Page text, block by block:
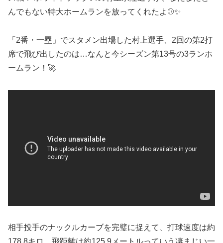
んでもない特大ホームランを放ってくれたよ⚾️✨
「2番・一塁」でスタメン出場した村上選手、2回の第2打
席で飛び出したのは…なんと今シーズン第13号の3ランホ
ームラン！🚀
相手投手のナックルカーブを完璧に捉えて、打球速度は約
178.8キロ、飛距離は約125.9メートルっていう凄まじい一